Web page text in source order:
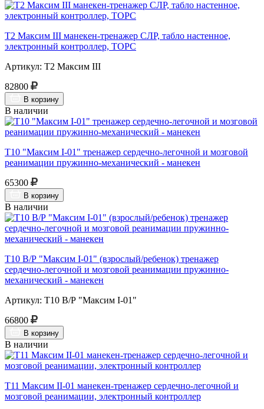
Т2 Максим III манекен-тренажер СЛР, табло настенное,
электронный контроллер, ТОРС
Артикул: Т2 Максим III
82800
В корзину
В наличии
Т10 "Максим I-01" тренажер сердечно-легочной и мозговой
реанимации пружинно-механический - манекен
65300
В корзину
В наличии
Т10 В/Р "Максим I-01" (взрослый/ребенок) тренажер
сердечно-легочной и мозговой реанимации пружинно-
механический - манекен
Артикул: Т10 В/Р "Максим I-01"
66800
В корзину
В наличии
Т11 Максим II-01 манекен-тренажер сердечно-легочной и
мозговой реанимации, электронный контроллер